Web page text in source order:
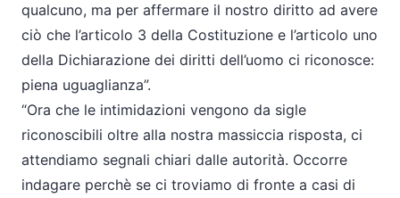
qualcuno, ma per affermare il nostro diritto ad avere
ciò che l’articolo 3 della Costituzione e l’articolo uno
della Dichiarazione dei diritti dell’uomo ci riconosce:
piena uguaglianza”.
“Ora che le intimidazioni vengono da sigle
riconoscibili oltre alla nostra massiccia risposta, ci
attendiamo segnali chiari dalle autorità. Occorre
indagare perchè se ci troviamo di fronte a casi di